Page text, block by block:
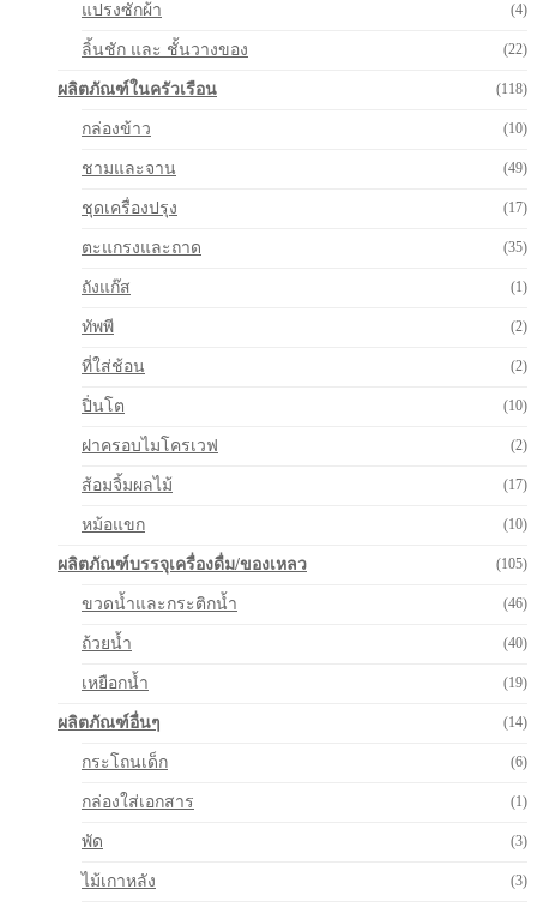
แปรงซักผ้า (4)
ลิ้นชัก และ ชั้นวางของ (22)
ผลิตภัณฑ์ในครัวเรือน (118)
กล่องข้าว (10)
ชามและจาน (49)
ชุดเครื่องปรุง (17)
ตะแกรงและถาด (35)
ถังแก๊ส (1)
ทัพพี (2)
ที่ใส่ช้อน (2)
ปิ่นโต (10)
ฝาครอบไมโครเวฟ (2)
ส้อมจิ้มผลไม้ (17)
หม้อแขก (10)
ผลิตภัณฑ์บรรจุเครื่องดื่ม/ของเหลว (105)
ขวดน้ำและกระติกน้ำ (46)
ถ้วยน้ำ (40)
เหยือกน้ำ (19)
ผลิตภัณฑ์อื่นๆ (14)
กระโถนเด็ก (6)
กล่องใส่เอกสาร (1)
พัด (3)
ไม้เกาหลัง (3)